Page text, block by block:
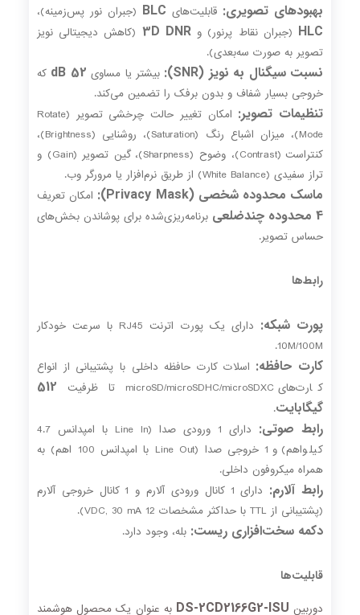
بهبودهای تصویری: قابلیت‌های BLC (جبران نور پس‌زمینه)،
HLC (جبران نقاط پرنور) و3D DNR (کاهش دیجیتالی نویز
تصویر به صورت سه‌بعدی).
نسبت سیگنال به نویز (SNR): بیشتر یا مساوی 52 dB
که
خروجی بسیار شفاف و بدون برفک را تضمین می‌کند.
تنظیمات تصویر:
امکان تغییر حالت چرخشی تصویر (Rotate
Mode)، میزان اشباع رنگ (Saturation)، روشنایی (Brightness)،
کنتراست (Contrast)، وضوح (Sharpness)، گین تصویر (Gain) و
تراز سفیدی (White Balance) از طریق نرم‌افزار یا مرورگر وب.
ماسک محدوده شخصی (Privacy Mask): امکان تعریف
4 محدوده چندضلعی
برنامه‌ریزی‌شده برای پوشاندن بخش‌های
حساس تصویر.
رابط‌ها
پورت شبکه:
دارای یک پورت اترنت RJ45 با سرعت خودکار
10M/100M.
کارت حافظه: اسلات کارت حافظه داخلی با پشتیبانی از انواع
کارت‌های microSD/microSDHC/microSDXC تا ظرفیت
512
گیگابایت.
رابط صوتی:
دارای 1 ورودی صدا (Line In با امپدانس 4.7
کیلواهم) و 1 خروجی صدا (Line Out با امپدانس 100 اهم) به
همراه میکروفون داخلی.
رابط آلارم:
دارای 1 کانال ورودی آلارم و 1 کانال خروجی آلارم
(پشتیبانی از TTL با حداکثر مشخصات 12 VDC, 30 mA).
دکمه سخت‌افزاری ریست: بله، وجود دارد.
قابلیت‌ها
دوربین DS-2CD2166G2-ISU به عنوان یک محصول هوشمند